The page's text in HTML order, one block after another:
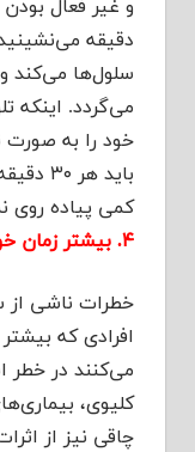
دقیقه
سلول‌ها می‌کند
می‌گردد. اینکه
خود را به صورت
باید
کمی پیاده روی
۴. بیشتر زمان
خطرات ناشی
افرادی که
می‌کنند در خطر
کلیوی،
چاقی نیز از